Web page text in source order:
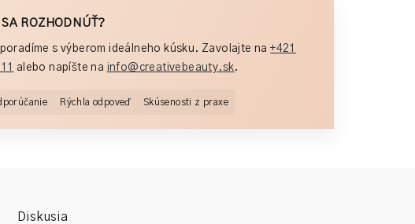
SA ROZHODNÚŤ?
poradíme s výberom ideálneho kúsku. Zavolajte na+421
alebo napíšte na info@creativebeauty.sk.
Rýchla odpoveď Skúsenosti z praxe
Diskusia